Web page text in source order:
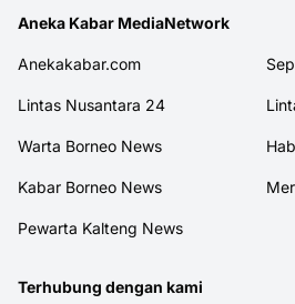
Aneka Kabar MediaNetwork
Anekakabar.com
Lintas Nusantara 24
Warta Borneo News
Kabar Borneo News
Pewarta Kalteng News
Terhubung dengan kami